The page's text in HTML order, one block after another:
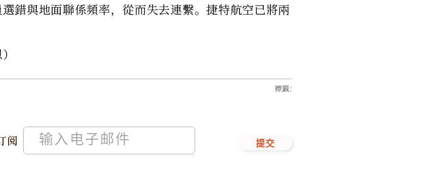
錯與地面聯係頻率，從而失去連繫。捷特航空已將兩
阅 提交
標籤: